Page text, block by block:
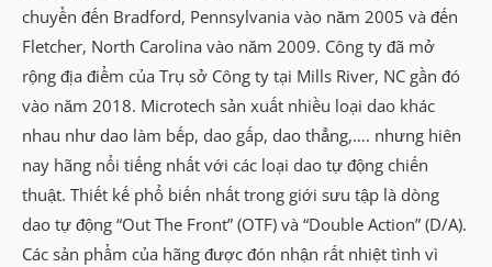
chuyển đến Bradford, Pennsylvania vào năm 2005 và đến
Fletcher, North Carolina vào năm 2009. Công ty đã mở
rộng địa điểm của Trụ sở Công ty tại Mills River, NC gần đó
vào năm 2018. Microtech sản xuất nhiều loại dao khác
nhau như dao làm bếp, dao gấp, dao thẳng,…. nhưng hiên
nay hãng nổi tiếng nhất với các loại dao tự động chiến
thuật. Thiết kế phổ biến nhất trong giới sưu tập là dòng
dao tự động “Out The Front” (OTF) và “Double Action” (D/A).
Các sản phẩm của hãng được đón nhận rất nhiệt tình vì